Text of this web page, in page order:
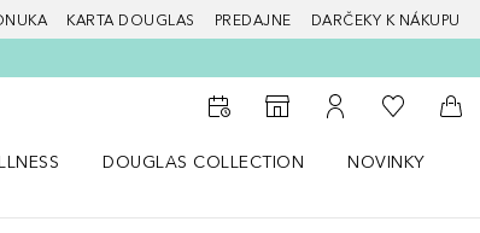
KARTA DOUGLAS PREDAJNE DARČEKY K NÁKUPU
Do vyhľadávača predajní
Do môjho účtu
Do môjho
Do
DOUGLAS COLLECTION
NOVINKY